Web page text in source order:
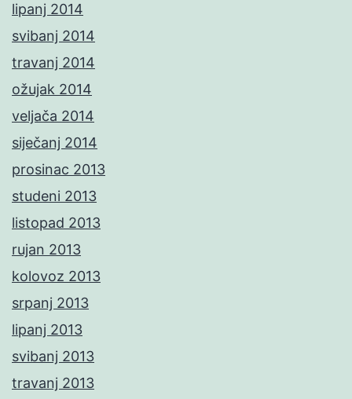
lipanj 2014
svibanj 2014
travanj 2014
ožujak 2014
veljača 2014
siječanj 2014
prosinac 2013
studeni 2013
listopad 2013
rujan 2013
kolovoz 2013
srpanj 2013
lipanj 2013
svibanj 2013
travanj 2013